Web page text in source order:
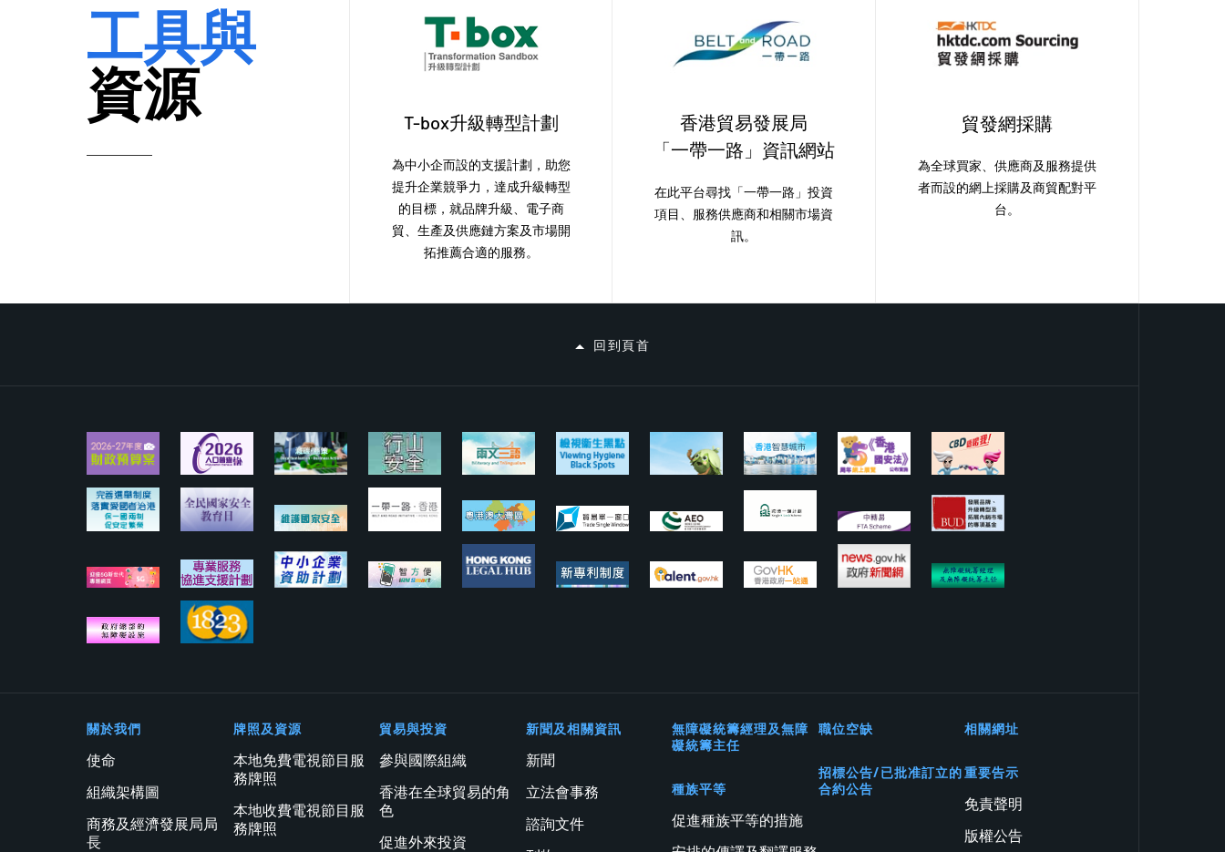
工具與
資源
T-box升級轉型計劃
為中小企而設的支援計劃，助您
提升企業競爭力，達成升級轉型
的目標，就品牌升級、電子商
貿、生產及供應鏈方案及市場開
拓推薦合適的服務。
香港貿易發展局
「一帶一路」資訊網站
在此平台尋找「一帶一路」投資
項目、服務供應商和相關市場資
訊。
貿發網採購
為全球買家、供應商及服務提供
者而設的網上採購及商貿配對平
台。
回到頁首
關於我們
使命
組織架構圖
商務及經濟發展局局
長
牌照及資源
本地免費電視節目服
務牌照
本地收費電視節目服
務牌照
貿易與投資
參與國際組織
香港在全球貿易的角
色
促進外來投資
新聞及相關資訊
新聞
立法會事務
諮詢文件
無障礙統籌經理及無障
礙統籌主任
種族平等
促進種族平等的措施
職位空缺
招標公告/已批准訂立的
合約公告
相關網址
重要告示
免責聲明
版權公告